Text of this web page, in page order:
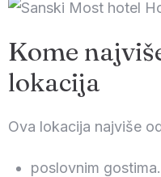
Kome
lokacija
Ova lokacija najviše
poslovnim gostima.